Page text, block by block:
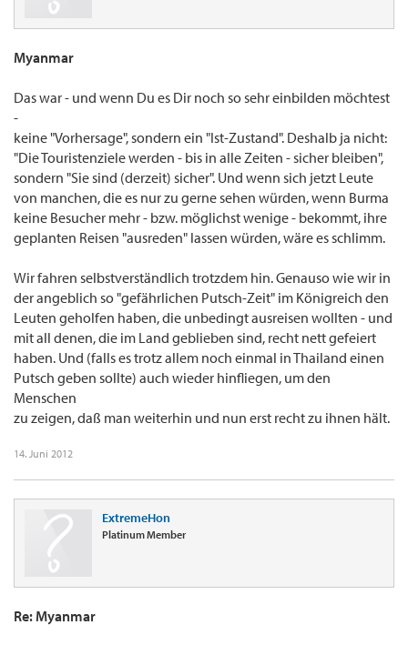
Myanmar
Das war - und wenn Du es Dir noch so sehr einbilden möchtest
-
keine "Vorhersage", sondern ein "Ist-Zustand". Deshalb ja nicht:
"Die Touristenziele werden - bis in alle Zeiten - sicher bleiben",
sondern "Sie sind (derzeit) sicher". Und wenn sich jetzt Leute
von manchen, die es nur zu gerne sehen würden, wenn Burma
keine Besucher mehr - bzw. möglichst wenige - bekommt, ihre
geplanten Reisen "ausreden" lassen würden, wäre es schlimm.
Wir fahren selbstverständlich trotzdem hin. Genauso wie wir in
der angeblich so "gefährlichen Putsch-Zeit" im Königreich den
Leuten geholfen haben, die unbedingt ausreisen wollten - und
mit all denen, die im Land geblieben sind, recht nett gefeiert
haben. Und (falls es trotz allem noch einmal in Thailand einen
Putsch geben sollte) auch wieder hinfliegen, um den
Menschen
zu zeigen, daß man weiterhin und nun erst recht zu ihnen hält.
14. Juni 2012
ExtremeHon
Platinum Member
Re: Myanmar